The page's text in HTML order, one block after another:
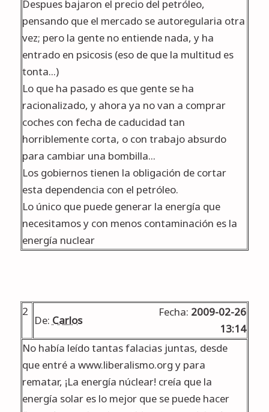
Despues bajaron el precio del petróleo,
pensando que el mercado se autoregularia otra
vez; pero la gente no entiende nada, y ha
entrado en psicosis (eso de que la multitud es
tonta...)
Lo que ha pasado es que gente se ha
racionalizado, y ahora ya no van a comprar
coches con fecha de caducidad tan
horriblemente corta, o con trabajo absurdo
para cambiar una bombilla...
Los gobiernos tienen la obligación de cortar
esta dependencia con el petróleo.
Lo único que puede generar la energía que
necesitamos y con menos contaminación es la
energía nuclear
2
De: Carlos
Fecha: 2009-02-26
13:14
No había leído tantas falacias juntas, desde
que entré a www.liberalismo.org y para
rematar, ¡La energía núclear! creía que la
energía solar es lo mejor que se puede hacer